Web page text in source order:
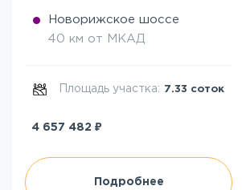
Новорижское шоссе
40 км от МКАД
Площадь участка: 7.33 соток
4 657 482 ₽
Подробнее